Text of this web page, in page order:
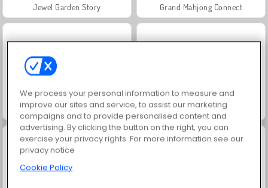
Jewel Garden Story Grand Mahjong Connect
Juice Merge Scala 40
We process your personal information to measure and
improve our sites and service, to assist our marketing
campaigns and to provide personalised content and
advertising. By clicking the button on the right, you can
exercise your privacy rights. For more information see our
privacy notice
Cookie Policy